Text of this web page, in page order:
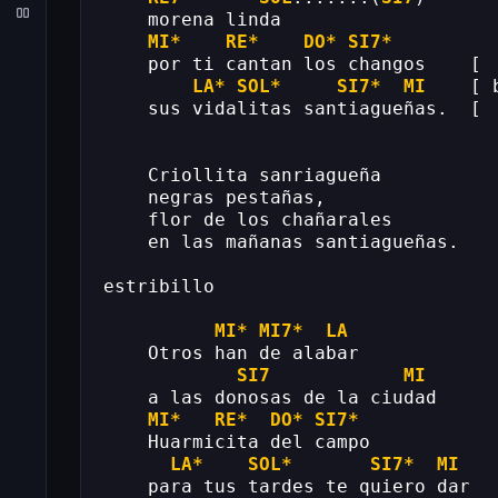
morena linda
MI*
RE* DO*
SI7*
por ti cantan los changos    [
LA*
SOL* SI7* MI [
sus vidalitas santiagueñas.  [
Criollita sanriagueña
negras pestañas,
flor de los chañarales
en las mañanas santiagueñas.
estribillo
MI* MI7*
LA
Otros han de alabar
SI7
MI
a las donosas de la ciudad
MI*
RE* DO*
SI7*
Huarmicita del campo
LA*
SOL* SI7*
MI
para tus tardes te quiero dar